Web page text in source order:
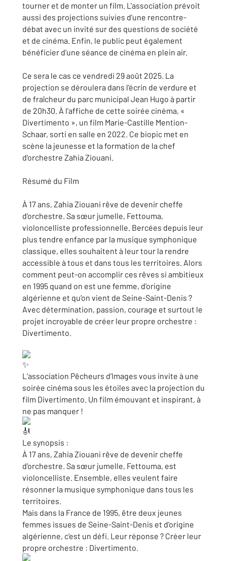
tourner et de monter un film. L'association prévoit
aussi des projections suivies d'une rencontre-
débat avec un invité sur des questions de société
et de cinéma. Enfin, le public peut également
bénéficier d’une séance de cinéma en plein air.
Ce sera le cas ce vendredi 29 août 2025. La
projection se déroulera dans l'écrin de verdure et
de fraîcheur du parc municipal Jean Hugo à partir
de 20h30. À l'affiche de cette soirée cinéma, «
Divertimento », un film Marie-Castille Mention-
Schaar, sorti en salle en 2022. Ce biopic met en
scène la jeunesse et la formation de la chef
d'orchestre Zahia Ziouani.
Résumé du Film
À 17 ans, Zahia Ziouani rêve de devenir cheffe
d’orchestre. Sa sœur jumelle, Fettouma,
violoncelliste professionnelle. Bercées depuis leur
plus tendre enfance par la musique symphonique
classique, elles souhaitent à leur tour la rendre
accessible à tous et dans tous les territoires. Alors
comment peut-on accomplir ces rêves si ambitieux
en 1995 quand on est une femme, d’origine
algérienne et qu’on vient de Seine-Saint-Denis ?
Avec détermination, passion, courage et surtout le
projet incroyable de créer leur propre orchestre :
Divertimento.
L’association Pêcheurs d’Images vous invite à une
soirée cinéma sous les étoiles avec la projection du
film Divertimento. Un film émouvant et inspirant, à
ne pas manquer !
Le synopsis :
À 17 ans, Zahia Ziouani rêve de devenir cheffe
d’orchestre. Sa sœur jumelle, Fettouma, est
violoncelliste. Ensemble, elles veulent faire
résonner la musique symphonique dans tous les
territoires.
Mais dans la France de 1995, être deux jeunes
femmes issues de Seine-Saint-Denis et d’origine
algérienne, c’est un défi. Leur réponse ? Créer leur
propre orchestre : Divertimento.